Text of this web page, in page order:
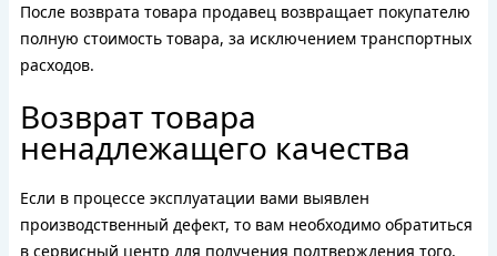
После возврата товара продавец возвращает покупателю
полную стоимость товара, за исключением транспортных
расходов.
Возврат товара
ненадлежащего качества
Если в процессе эксплуатации вами выявлен
производственный дефект, то вам необходимо обратиться
в сервисный центр для получения подтверждения того,